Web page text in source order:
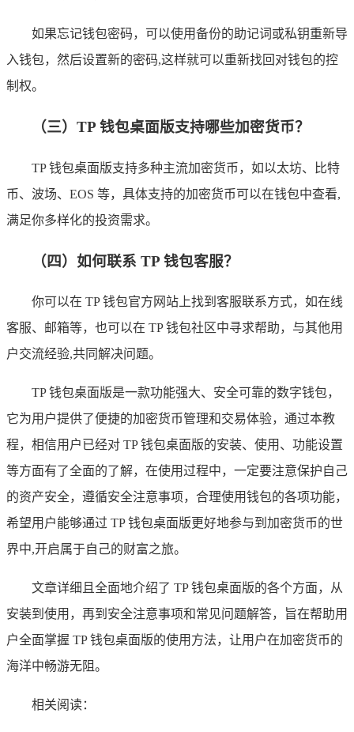
如果忘记钱包密码，可以使用备份的助记词或私钥重新导
入钱包，然后设置新的密码,这样就可以重新找回对钱包的控
制权。
（三）TP 钱包桌面版支持哪些加密货币？
TP 钱包桌面版支持多种主流加密货币，如以太坊、比特
币、波场、EOS 等，具体支持的加密货币可以在钱包中查看,
满足你多样化的投资需求。
（四）如何联系 TP 钱包客服？
你可以在 TP 钱包官方网站上找到客服联系方式，如在线
客服、邮箱等，也可以在 TP 钱包社区中寻求帮助，与其他用
户交流经验,共同解决问题。
TP 钱包桌面版是一款功能强大、安全可靠的数字钱包，
它为用户提供了便捷的加密货币管理和交易体验，通过本教
程，相信用户已经对 TP 钱包桌面版的安装、使用、功能设置
等方面有了全面的了解，在使用过程中，一定要注意保护自己
的资产安全，遵循安全注意事项，合理使用钱包的各项功能，
希望用户能够通过 TP 钱包桌面版更好地参与到加密货币的世
界中,开启属于自己的财富之旅。
文章详细且全面地介绍了 TP 钱包桌面版的各个方面，从
安装到使用，再到安全注意事项和常见问题解答，旨在帮助用
户全面掌握 TP 钱包桌面版的使用方法，让用户在加密货币的
海洋中畅游无阻。
相关阅读：